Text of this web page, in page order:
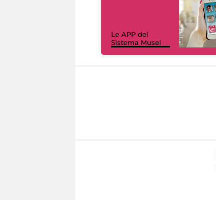
Le APP del
Sistema Musei